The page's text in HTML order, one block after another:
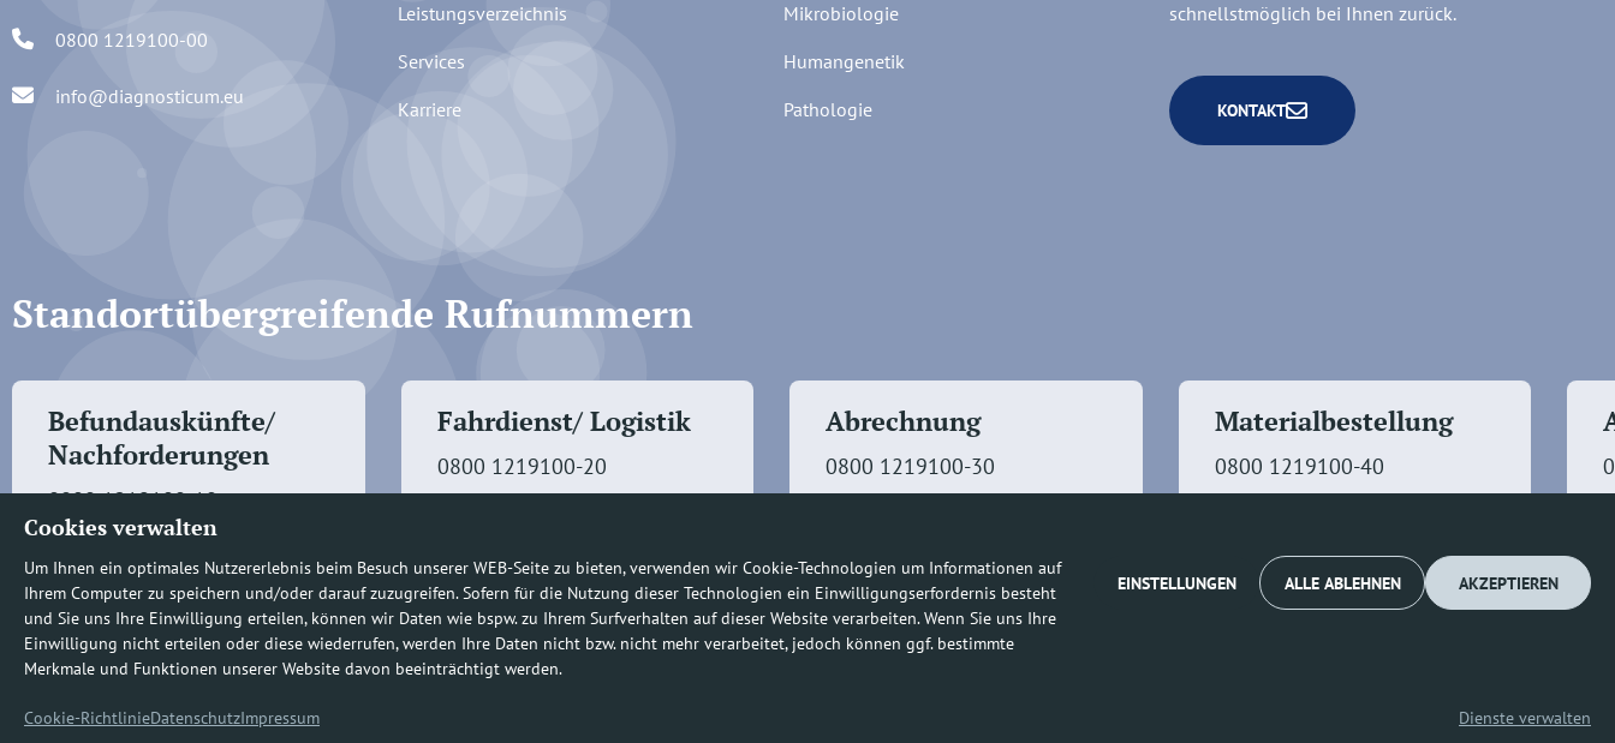
Cookies verwalten
Um Ihnen ein optimales Nutzererlebnis beim Besuch unserer WEB-Seite zu bieten, verwenden wir Cookie-Technologien um Informationen auf
Ihrem Computer zu speichern und/oder darauf zuzugreifen. Sofern für die Nutzung dieser Technologien ein Einwilligungserfordernis besteht
und Sie uns Ihre Einwilligung erteilen, können wir Daten wie bspw. zu Ihrem Surfverhalten auf dieser Website verarbeiten. Wenn Sie uns Ihre
Einwilligung nicht erteilen oder diese wiederrufen, werden Ihre Daten nicht bzw. nicht mehr verarbeitet, jedoch können ggf. bestimmte
Merkmale und Funktionen unserer Website davon beeinträchtigt werden.
Dienste verwalten
AKZEPTIEREN
ALLE ABLEHNEN
EINSTELLUNGEN
Cookie-RichtlinieDatenschutzImpressum
0800 1219100-00
info@diagnosticum.eu
Leistungsverzeichnis
Services
Karriere
Mikrobiologie
Humangenetik
Pathologie
schnellstmöglich bei Ihnen zurück.
KONTAKT
Standortübergreifende Rufnummern
Befundauskünfte/
Nachforderungen
0800 1219100-10
Fahrdienst/ Logistik
0800 1219100-20
Abrechnung
0800 1219100-30
Materialbestellung
0800 1219100-40
© [2026] diagnosticum Cookie-Richtlinie (EU)